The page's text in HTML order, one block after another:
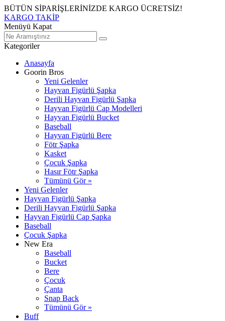
BÜTÜN SİPARİŞLERİNİZDE KARGO ÜCRETSİZ!
KARGO TAKİP
Menüyü Kapat
Kategoriler
Anasayfa
Goorin Bros
Yeni Gelenler
Hayvan Figürlü Şapka
Derili Hayvan Figürlü Şapka
Hayvan Figürlü Cap Modelleri
Hayvan Figürlü Bucket
Baseball
Hayvan Figürlü Bere
Fötr Şapka
Kasket
Çocuk Şapka
Hasır Fötr Şapka
Tümünü Gör »
Yeni Gelenler
Hayvan Figürlü Şapka
Derili Hayvan Figürlü Şapka
Hayvan Figürlü Cap Şapka
Baseball
Çocuk Şapka
New Era
Baseball
Bucket
Bere
Çocuk
Çanta
Snap Back
Tümünü Gör »
Buff